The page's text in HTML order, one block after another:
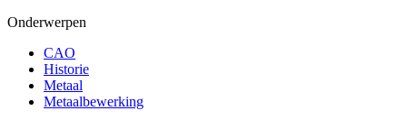
Onderwerpen
CAO
Historie
Metaal
Metaalbewerking